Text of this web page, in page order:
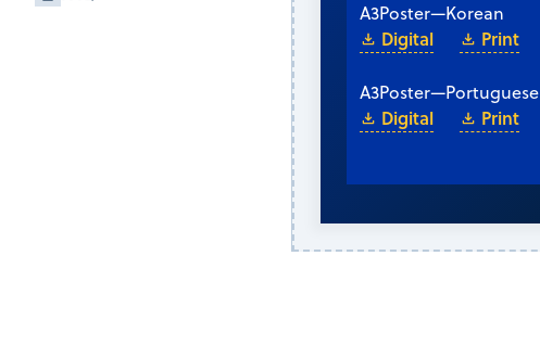
A3Poster—Korean
Digital Print
A3Poster—Portuguese
Digital Print